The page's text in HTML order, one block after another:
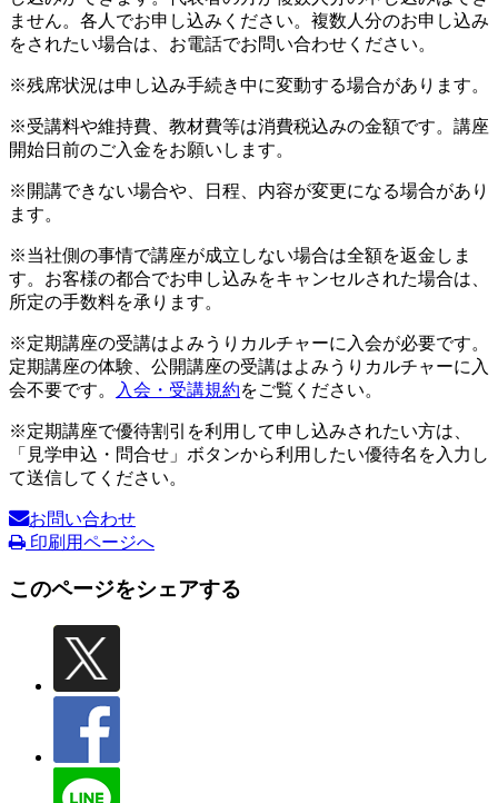
ません。各人でお申し込みください。複数人分のお申し込み
をされたい場合は、お電話でお問い合わせください。
※残席状況は申し込み手続き中に変動する場合があります。
※受講料や維持費、教材費等は消費税込みの金額です。講座
開始日前のご入金をお願いします。
※開講できない場合や、日程、内容が変更になる場合があり
ます。
※当社側の事情で講座が成立しない場合は全額を返金しま
す。お客様の都合でお申し込みをキャンセルされた場合は、
所定の手数料を承ります。
※定期講座の受講はよみうりカルチャーに入会が必要です。
定期講座の体験、公開講座の受講はよみうりカルチャーに入
会不要です。
入会・受講規約をご覧ください。
※定期講座で優待割引を利用して申し込みされたい方は、
「見学申込・問合せ」ボタンから利用したい優待名を入力し
て送信してください。
お問い合わせ
印刷用ページへ
このページをシェアする